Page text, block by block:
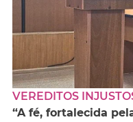
VEREDITOS
“A fé, fortalecida